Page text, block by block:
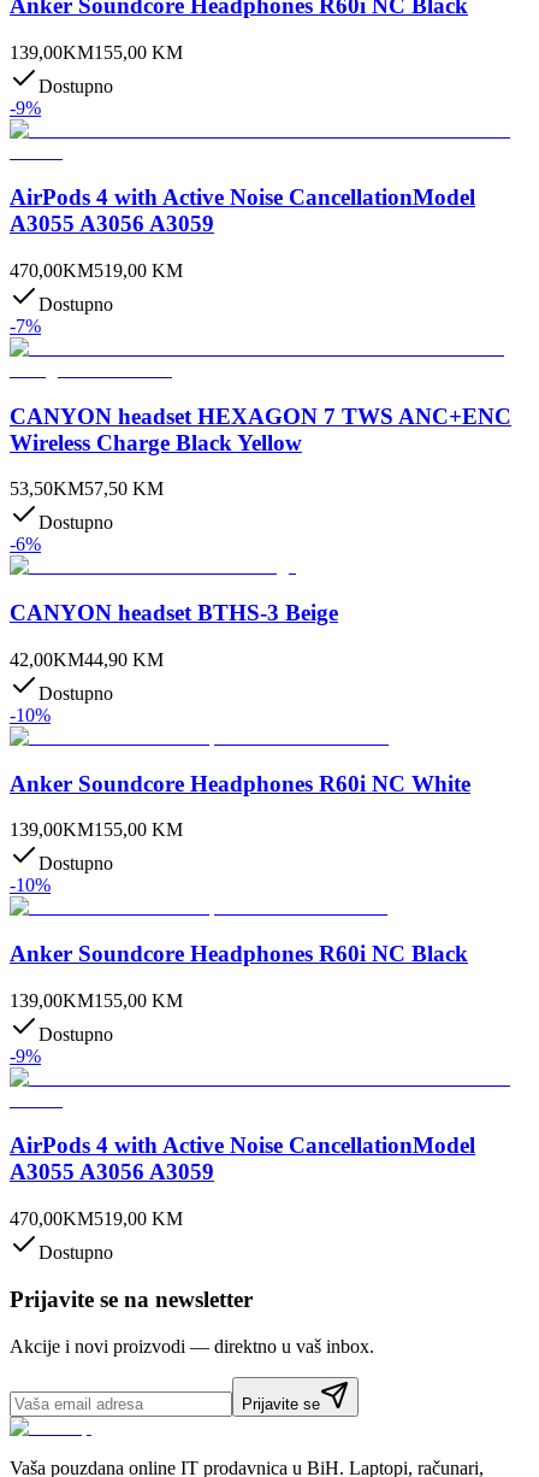
Anker Soundcore Headphones R60i NC Black
139,00KM155,00 KM
Dostupno
-9%
AirPods 4 with Active Noise CancellationModel
A3055 A3056 A3059
470,00KM519,00 KM
Dostupno
-7%
CANYON headset HEXAGON 7 TWS ANC+ENC
Wireless Charge Black Yellow
53,50KM57,50 KM
Dostupno
-6%
CANYON headset BTHS-3 Beige
42,00KM44,90 KM
Dostupno
-10%
Anker Soundcore Headphones R60i NC White
139,00KM155,00 KM
Dostupno
-10%
Anker Soundcore Headphones R60i NC Black
139,00KM155,00 KM
Dostupno
-9%
AirPods 4 with Active Noise CancellationModel
A3055 A3056 A3059
470,00KM519,00 KM
Dostupno
Prijavite se na newsletter
Akcije i novi proizvodi — direktno u vaš inbox.
Prijavite se
Vaša pouzdana online IT prodavnica u BiH. Laptopi, računari,